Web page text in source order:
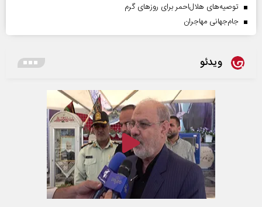
توصیه‌های هلال‌احمر برای روز‌های گرم
جام‌جهانی مهاجران
ویدئو